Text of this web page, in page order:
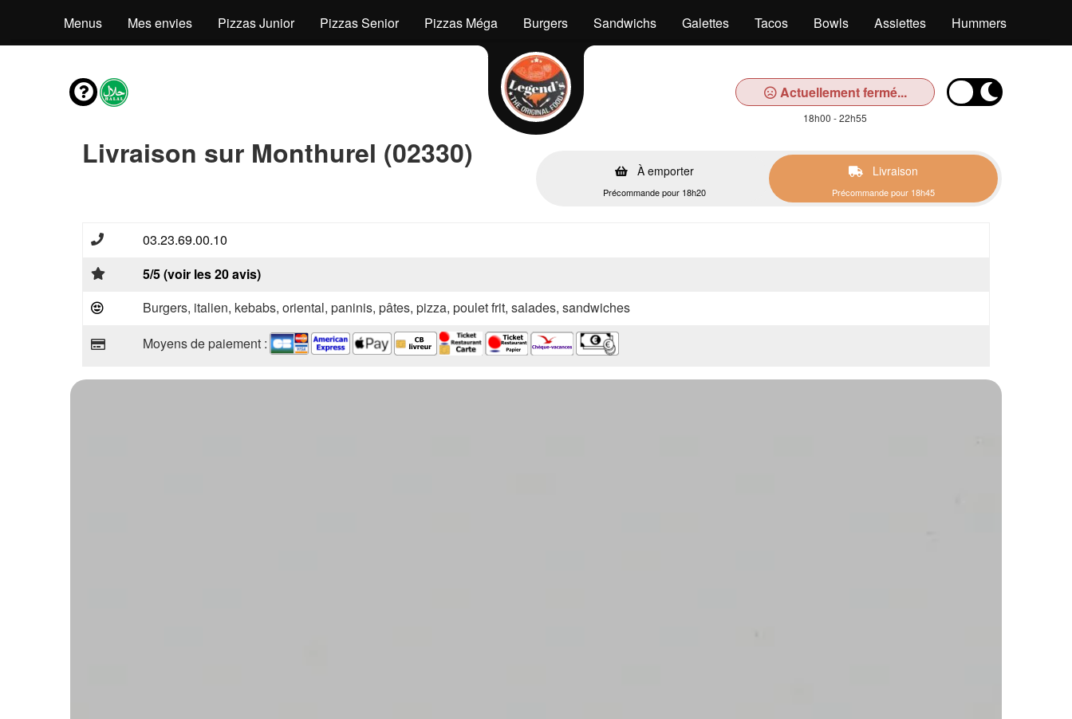
Menus Mes envies Pizzas Junior Pizzas Senior Pizzas Méga Burgers Sandwichs Galettes Tacos Bowls Assiettes Hummers
Actuellement fermé...
18h00 - 22h55
Livraison sur Monthurel (02330) À emporter
Précommande pour 18h20
Livraison
Précommande pour 18h45
03.23.69.00.10
5/5 (voir les 20 avis)
Burgers, italien, kebabs, oriental, paninis, pâtes, pizza, poulet frit, salades, sandwiches
Moyens de paiement :